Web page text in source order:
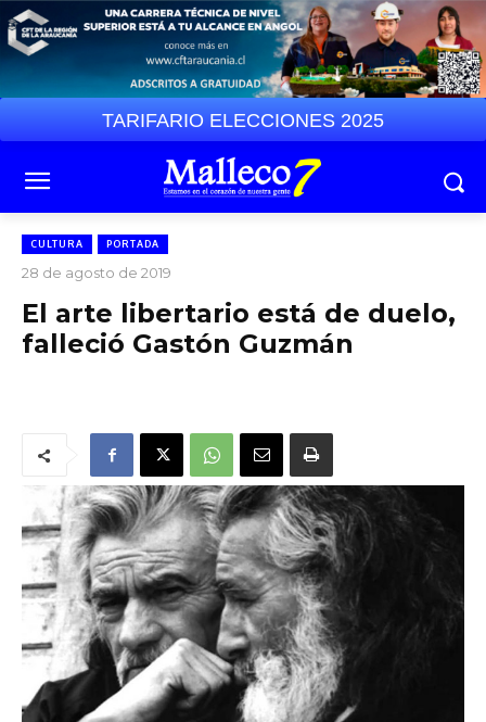
TARIFARIO ELECCIONES 2025
CULTURA PORTADA
28 de agosto de 2019
El arte libertario está de duelo,
falleció Gastón Guzmán